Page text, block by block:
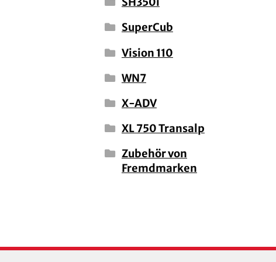
SuperCub
Vision 110
WN7
X-ADV
XL 750 Transalp
Zubehör von
Fremdmarken